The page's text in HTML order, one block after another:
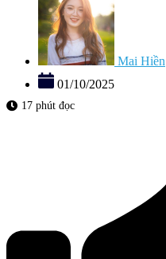
Mai Hiền
01/10/2025
17 phút đọc